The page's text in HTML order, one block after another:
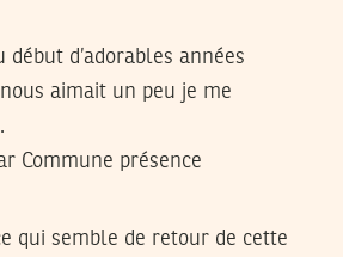
début d’adorables années
aimait un peu je me
Commune présence
qui semble de retour de cette